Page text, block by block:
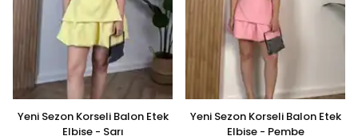
Yeni Sezon Korseli Balon Etek
Elbise - Sarı
Yeni Sezon Korseli Balon Etek
Elbise - Pembe